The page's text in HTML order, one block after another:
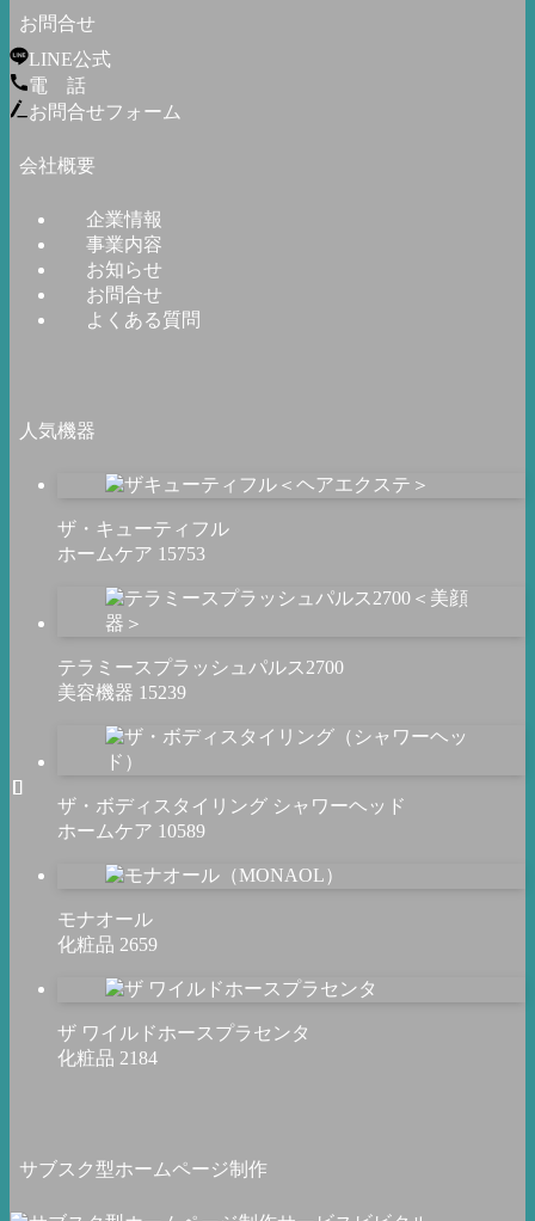
お問合せ
LINE公式
電 話
お問合せフォーム
会社概要
企業情報
事業内容
お知らせ
お問合せ
よくある質問
人気機器
ザ・キューティフル
ホームケア 15753
テラミースプラッシュパルス2700
美容機器 15239
ザ・ボディスタイリング シャワーヘッド
ホームケア 10589
モナオール
化粧品 2659
ザ ワイルドホースプラセンタ
化粧品 2184
サブスク型ホームページ制作